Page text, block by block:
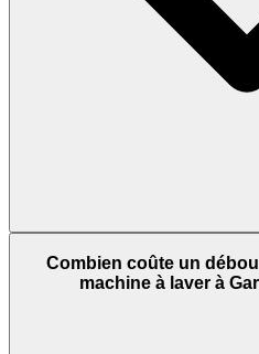
Combien coûte un
machine à laver à